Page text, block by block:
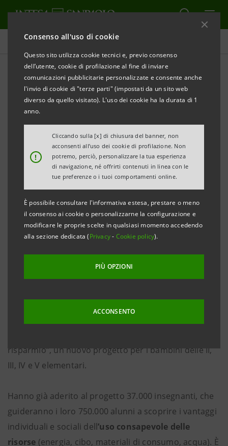
Consenso all'uso di cookie
Questo sito utilizza cookie tecnici e, previo consenso
dell’utente, cookie di profilazione al fine di inviare
comunicazioni pubblicitarie personalizzate e consente anche
l'invio di cookie di "terze parti" (impostati da un sito web
diverso da quello visitato). L'uso dei cookie ha la durata di 1
anno.
!
Cliccando sulla [x] di chiusura del banner, non
acconsenti all’uso dei cookie di profilazione. Non
potremo, perciò, personalizzare la tua esperienza
di navigazione, né offrirti contenuti in linea con le
tue preferenze o i tuoi comportamenti online.
È possibile consultare l'informativa estesa, prestare o meno
il consenso ai cookie o personalizzarne la configurazione e
modificare le proprie scelte in qualsiasi momento accedendo
alla sezione dedicata (Privacy- Cookie policy).
PIÙ OPZIONI
ACCONSENTO
Comunicati stampa
STAMPA AGGIORNA
Milano, 01 dicembre 2005
UN VIAGGIO VERSO UN NUOVO CONCETTO DI
RISPARMIO COME MOTORE DELL’ECONOMIA E COME
USO CONSAPEVOLE DELLE RISORSE
LE ATTIVITA’ DEI BAMBINI DI TUTTA ITALIA SI
TRASFORMANO IN AIUTI CONCRETI PER IL “PROJECT
MALAWI”, L’INIZIATIVA UMANITARIA FINANZIATA DA
BANCA INTESA E FONDAZIONE CARIPLO PER IL
risparmio”, un nuovo progetto per i bambini delle II,
III, IV e V elementari.
Hanno già aderito al progetto 37.000 insegnanti, che
guideranno i loro 750.000 alunni a scoprire i vantaggi
individuali e sociali dell’uso consapevole delle
risorse (energia, cibo, materiali di consumo, acqua). È